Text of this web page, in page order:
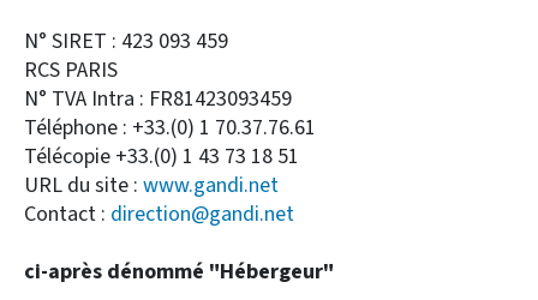
N° SIRET : 423 093 459
RCS PARIS
N° TVA Intra : FR81423093459
Téléphone : +33.(0) 1 70.37.76.61
Télécopie +33.(0) 1 43 73 18 51
URL du site : www.gandi.net
Contact : direction@gandi.net
ci-après dénommé "Hébergeur"